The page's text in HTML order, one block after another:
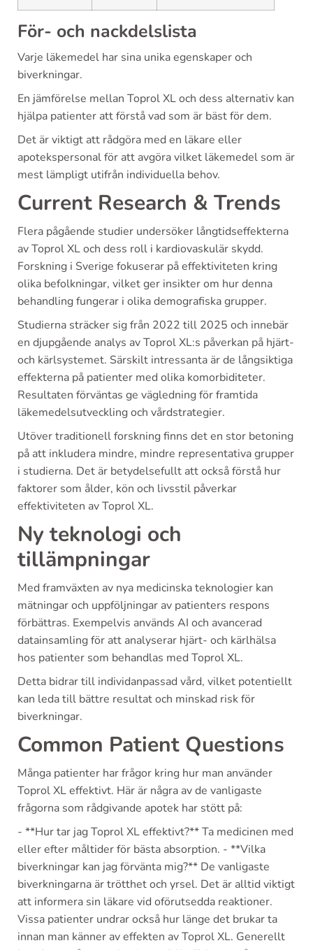
För- och nackdelslista
Varje läkemedel har sina unika egenskaper och
biverkningar.
En jämförelse mellan Toprol XL och dess alternativ kan
hjälpa patienter att förstå vad som är bäst för dem.
Det är viktigt att rådgöra med en läkare eller
apotekspersonal för att avgöra vilket läkemedel som är
mest lämpligt utifrån individuella behov.
Current Research & Trends
Flera pågående studier undersöker långtidseffekterna
av Toprol XL och dess roll i kardiovaskulär skydd.
Forskning i Sverige fokuserar på effektiviteten kring
olika befolkningar, vilket ger insikter om hur denna
behandling fungerar i olika demografiska grupper.
Studierna sträcker sig från 2022 till 2025 och innebär
en djupgående analys av Toprol XL:s påverkan på hjärt-
och kärlsystemet. Särskilt intressanta är de långsiktiga
effekterna på patienter med olika komorbiditeter.
Resultaten förväntas ge vägledning för framtida
läkemedelsutveckling och vårdstrategier.
Utöver traditionell forskning finns det en stor betoning
på att inkludera mindre, mindre representativa grupper
i studierna. Det är betydelsefullt att också förstå hur
faktorer som ålder, kön och livsstil påverkar
effektiviteten av Toprol XL.
Ny teknologi och
tillämpningar
Med framväxten av nya medicinska teknologier kan
mätningar och uppföljningar av patienters respons
förbättras. Exempelvis används AI och avancerad
datainsamling för att analyserar hjärt- och kärlhälsa
hos patienter som behandlas med Toprol XL.
Detta bidrar till individanpassad vård, vilket potentiellt
kan leda till bättre resultat och minskad risk för
biverkningar.
Common Patient Questions
Många patienter har frågor kring hur man använder
Toprol XL effektivt. Här är några av de vanligaste
frågorna som rådgivande apotek har stött på:
- **Hur tar jag Toprol XL effektivt?** Ta medicinen med
eller efter måltider för bästa absorption. - **Vilka
biverkningar kan jag förvänta mig?** De vanligaste
biverkningarna är trötthet och yrsel. Det är alltid viktigt
att informera sin läkare vid oförutsedda reaktioner.
Vissa patienter undrar också hur länge det brukar ta
innan man känner av effekten av Toprol XL. Generellt